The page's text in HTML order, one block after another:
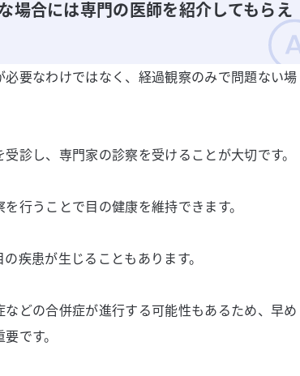
場合には専門の医師を紹介してもらえ
必要なわけではなく、経過観察のみで問題ない場
診し、専門家の診察を受けることが大切です。
行うことで目の健康を維持できます。
疾患が生じることもあります。
どの合併症が進行する可能性もあるため、早め
です。